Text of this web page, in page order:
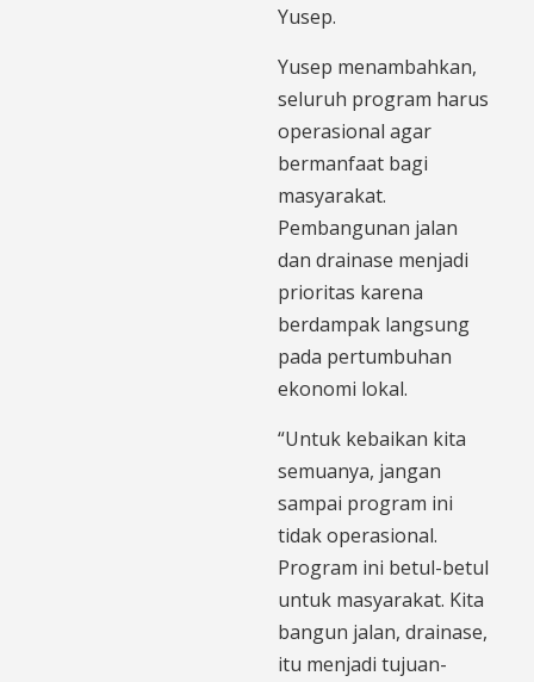
Yusep.
Yusep menambahkan,
seluruh program harus
operasional agar
bermanfaat bagi
masyarakat.
Pembangunan jalan
dan drainase menjadi
prioritas karena
berdampak langsung
pada pertumbuhan
ekonomi lokal.
“Untuk kebaikan kita
semuanya, jangan
sampai program ini
tidak operasional.
Program ini betul-betul
untuk masyarakat. Kita
bangun jalan, drainase,
itu menjadi tujuan-